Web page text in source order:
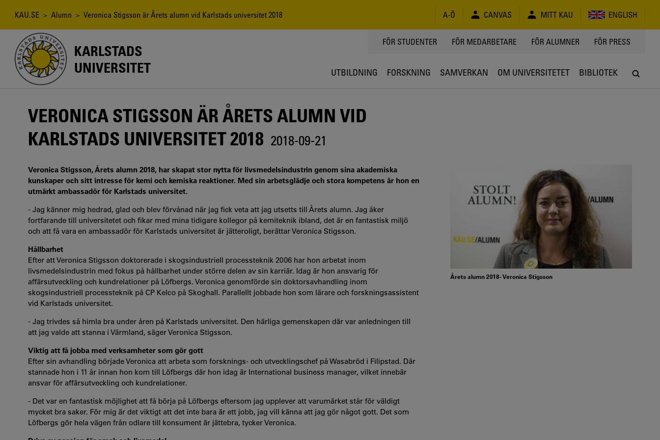
Länkstig
KAU.SE > Alumn > Veronica Stigsson är Årets alumn vid Karlstads universitet 2018 A-Ö CANVAS MITT KAU ENGLISH
KARLSTADS
UNIVERSITET
TOPPMENY
FÖR STUDENTER FÖR MEDARBETARE FÖR ALUMNER FÖR PRESS
UTBILDNING FORSKNING SAMVERKAN OM UNIVERSITETET BIBLIOTEK
VERONICA STIGSSON ÄR ÅRETS ALUMN VID
KARLSTADS UNIVERSITET 2018 2018-09-21
Veronica Stigsson, Årets alumn 2018, har skapat stor nytta för livsmedelsindustrin genom sina akademiska
kunskaper och sitt intresse för kemi och kemiska reaktioner. Med sin arbetsglädje och stora kompetens är hon en
utmärkt ambassadör för Karlstads universitet.
- Jag känner mig hedrad, glad och blev förvånad när jag fick veta att jag utsetts till Årets alumn. Jag åker
fortfarande till universitetet och fikar med mina tidigare kollegor på kemiteknik ibland, det är en fantastisk miljö
och att få vara en ambassadör för Karlstads universitet är jätteroligt, berättar Veronica Stigsson.
Hållbarhet
Efter att Veronica Stigsson doktorerade i skogsindustriell processteknik 2006 har hon arbetat inom
livsmedelsindustrin med fokus på hållbarhet under större delen av sin karriär. Idag är hon ansvarig för
affärsutveckling och kundrelationer på Löfbergs. Veronica genomförde sin doktorsavhandling inom
skogsindustriell processteknik på CP Kelco på Skoghall. Parallellt jobbade hon som lärare och forskningsassistent
vid Karlstads universitet.
- Jag trivdes så himla bra under åren på Karlstads universitet. Den härliga gemenskapen där var anledningen till
att jag valde att stanna i Värmland, säger Veronica Stigsson.
Viktig att få jobba med verksamheter som gör gott
Efter sin avhandling började Veronica att arbeta som forsknings- och utvecklingschef på Wasabröd i Filipstad. Där
stannade hon i 11 år innan hon kom till Löfbergs där hon idag är International business manager, vilket innebär
ansvar för affärsutveckling och kundrelationer.
- Det var en fantastisk möjlighet att få börja på Löfbergs eftersom jag upplever att varumärket står för väldigt
mycket bra saker. För mig är det viktigt att det inte bara är ett jobb, jag vill känna att jag gör något gott. Det som
Löfbergs gör hela vägen från odlare till konsument är jättebra, tycker Veronica.
Årets alumn 2018- Veronica Stigsson